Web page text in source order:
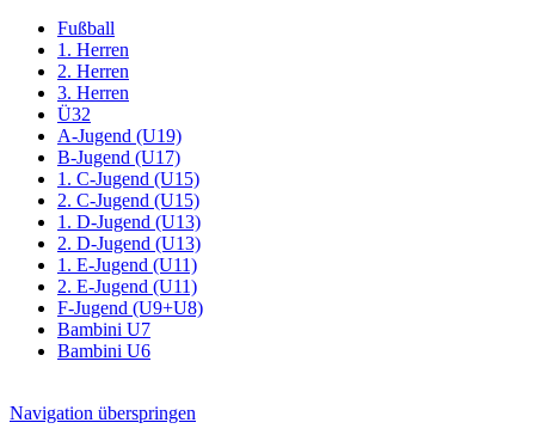
Fußball
1. Herren
2. Herren
3. Herren
Ü32
A-Jugend (U19)
B-Jugend (U17)
1. C-Jugend (U15)
2. C-Jugend (U15)
1. D-Jugend (U13)
2. D-Jugend (U13)
1. E-Jugend (U11)
2. E-Jugend (U11)
F-Jugend (U9+U8)
Bambini U7
Bambini U6
Navigation überspringen